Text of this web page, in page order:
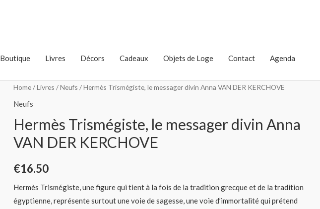
Boutique Livres Décors Cadeaux Objets de Loge Contact Agenda
Home/Livres /Neufs / Hermès Trismégiste, le messager divin Anna VAN DER KERCHOVE
Neufs
Hermès Trismégiste, le messager divin Anna
VAN DER KERCHOVE
€16.50
Hermès Trismégiste, une figure qui tient à la fois de la tradition grecque et de la tradition
égyptienne, représente surtout une voie de sagesse, une voie d’immortalité qui prétend